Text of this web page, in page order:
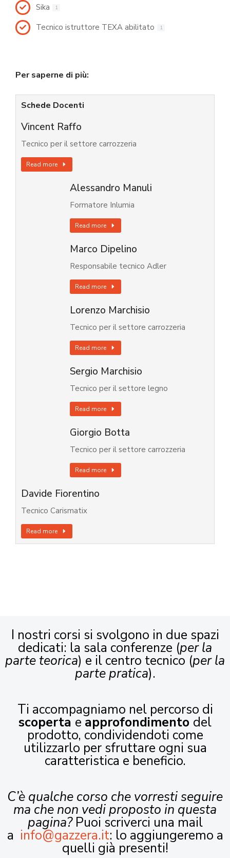
Sika 1
Tecnico istruttore TEXA abilitato 1
Per saperne di più:
Schede Docenti
Vincent Raffo
Tecnico per il settore carrozzeria
Read more
Alessandro Manuli
Formatore Inlumia
Read more
Marco Dipelino
Responsabile tecnico Adler
Read more
Lorenzo Marchisio
Tecnico per il settore carrozzeria
Read more
Sergio Marchisio
Tecnico per il settore legno
Read more
Giorgio Botta
Tecnico per il settore carrozzeria
Read more
Davide Fiorentino
Tecnico Carismatix
Read more
I nostri corsi si svolgono in due spazi
dedicati: la sala conferenze (per la
parte teorica) e il centro tecnico (per la
parte pratica).
Ti accompagniamo nel percorso di
scoperta e approfondimento del
prodotto, condividendoti come
utilizzarlo per sfruttare ogni sua
caratteristica e beneficio.
C’è qualche corso che vorresti seguire
ma che non vedi proposto in questa
pagina?Puoi scriverci una mail
a info@gazzera.it: lo aggiungeremo a
quelli già presenti!